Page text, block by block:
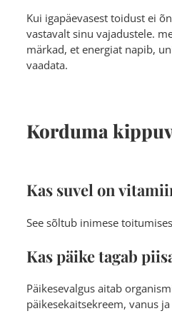
Kui igapäevasest toidust ei
vastavalt sinu vajadustele.
märkad, et energiat napib,
vaadata.
Korduma
Kas suvel on
See sõltub inimese
Kas päike tagab
Päikesevalgus aitab
päikesekaitsekreem, vanus